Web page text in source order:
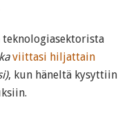
teknologiasektorista
viittasi hiljattain
, kun häneltä kysyttiin